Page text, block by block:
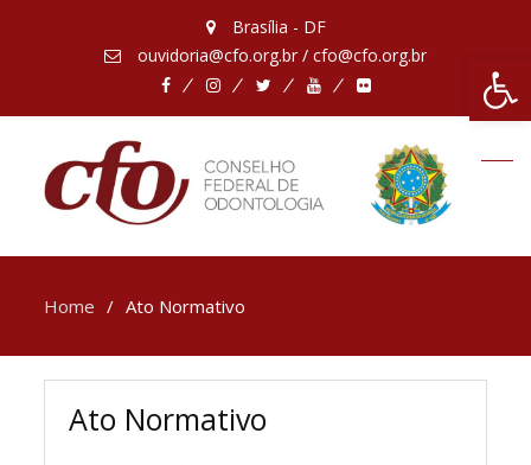
Brasília - DF
ouvidoria@cfo.org.br / cfo@cfo.org.br
FacebookInstagramTwitterYoutubeFlickr
Home Ato Normativo
Ato Normativo